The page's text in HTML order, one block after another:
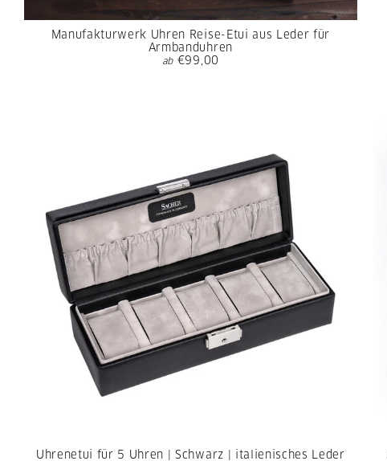
Manufakturwerk Uhren Reise-Etui aus Leder für
Armbanduhren
ab €99,00
Uhrenetui für 5 Uhren | Schwarz | italienisches Leder